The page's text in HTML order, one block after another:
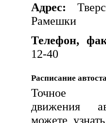
Адрес:
Рамешки
Телефон,
12-40
Расписание
Точное
движения
можете